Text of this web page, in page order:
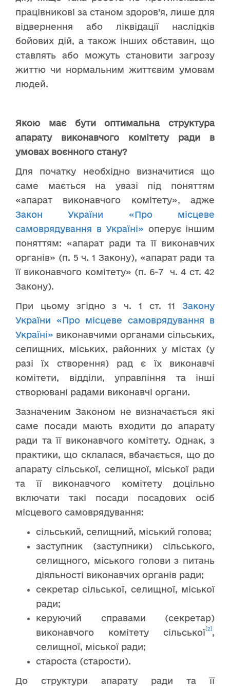
працівникові за станом здоров’я, лише для
відвернення або ліквідації наслідків
бойових дій, а також інших обставин, що
ставлять або можуть становити загрозу
життю чи нормальним життєвим умовам
людей.
Якою має бути оптимальна структура
апарату виконавчого комітету ради в
умовах воєнного стану?
Для початку необхідно визначитися що
саме мається на увазі під поняттям
«апарат виконавчого комітету», адже
Закон України «Про місцеве
самоврядування в Україні» оперує іншим
поняттям: «апарат ради та її виконавчих
органів» (п. 5 ч. 1 Закону), «апарат ради та
її виконавчого комітету» (п. 6-7 ч. 4 ст. 42
Закону).
При цьому згідно з ч. 1 ст. 11 Закону
України «Про місцеве самоврядування в
Україні» виконавчими органами сільських,
селищних, міських, районних у містах (у
разі їх створення) рад є їх виконавчі
комітети, відділи, управління та інші
створювані радами виконавчі органи.
Зазначеним Законом не визначається які
саме посади мають входити до апарату
ради та її виконавчого комітету. Однак, з
практики, що склалася, вбачається, що до
апарату сільської, селищної, міської ради
та її виконавчого комітету доцільно
включати такі посади посадових осіб
місцевого самоврядування:
сільський, селищний, міський голова;
заступник (заступники) сільського,
селищного, міського голови з питань
діяльності виконавчих органів ради;
секретар сільської, селищної, міської
ради;
керуючий справами (секретар)
виконавчого комітету сільської[2],
селищної, міської ради;
староста (старости).
До структури апарату ради та її